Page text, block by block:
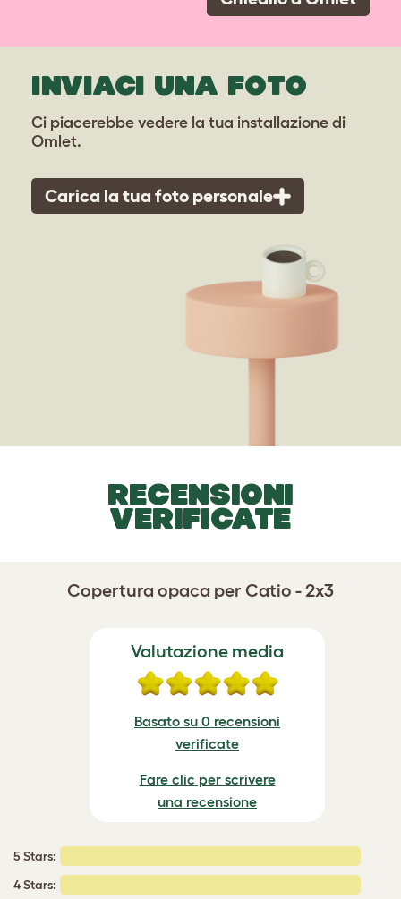
INVIACI UNA FOTO
Ci piacerebbe vedere la tua installazione di
Omlet.
Carica la tua foto personale
RECENSIONI
VERIFICATE
Copertura opaca per Catio - 2x3
Valutazione media
Basato su 0 recensioni
verificate
Fare clic per scrivere
una recensione
5 Stars:
4 Stars: